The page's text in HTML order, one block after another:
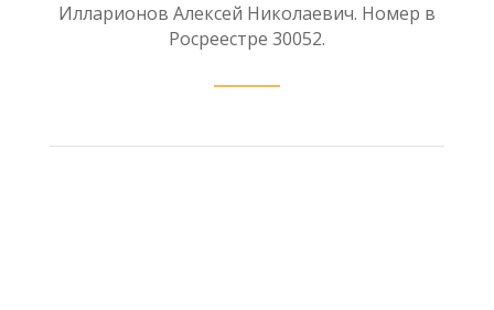
Илларионов Алексей Николаевич. Номер в
Росреестре 30052.